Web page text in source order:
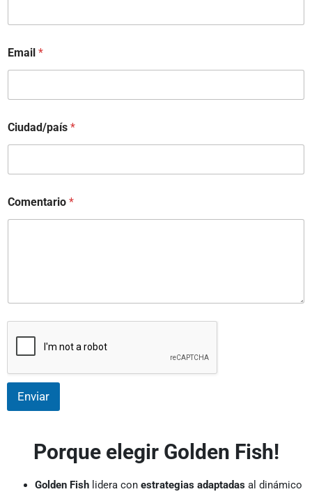
Email *
Ciudad/país *
Comentario *
Enviar
Porque elegir Golden Fish!
Golden Fish lidera con estrategias adaptadas al dinámico